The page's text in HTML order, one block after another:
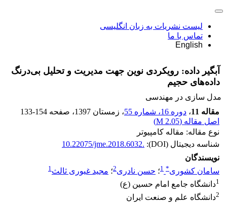
لیست نشریات به زبان انگلیسی
تماس با ما
English
آبگیر داده: رویکردی نوین جهت مدیریت و تحلیل بی‌درنگ
داده‌های حجیم
مدل سازی در مهندسی
مقاله 11
، دوره 16، شماره 55 ، زمستان 1397 ، صفحه 133-154
اصل مقاله (2.05 M
)
نوع مقاله: مقاله کامپیوتر
شناسه دیجیتال (DOI):
10.22075/jme.2018.6032.
نویسندگان
سامان کشوری*
1؛ حسن نادری2؛ مجید غیوری ثالث1
1دانشگاه جامع امام حسین (ع)
2دانشگاه علم و صنعت ایران